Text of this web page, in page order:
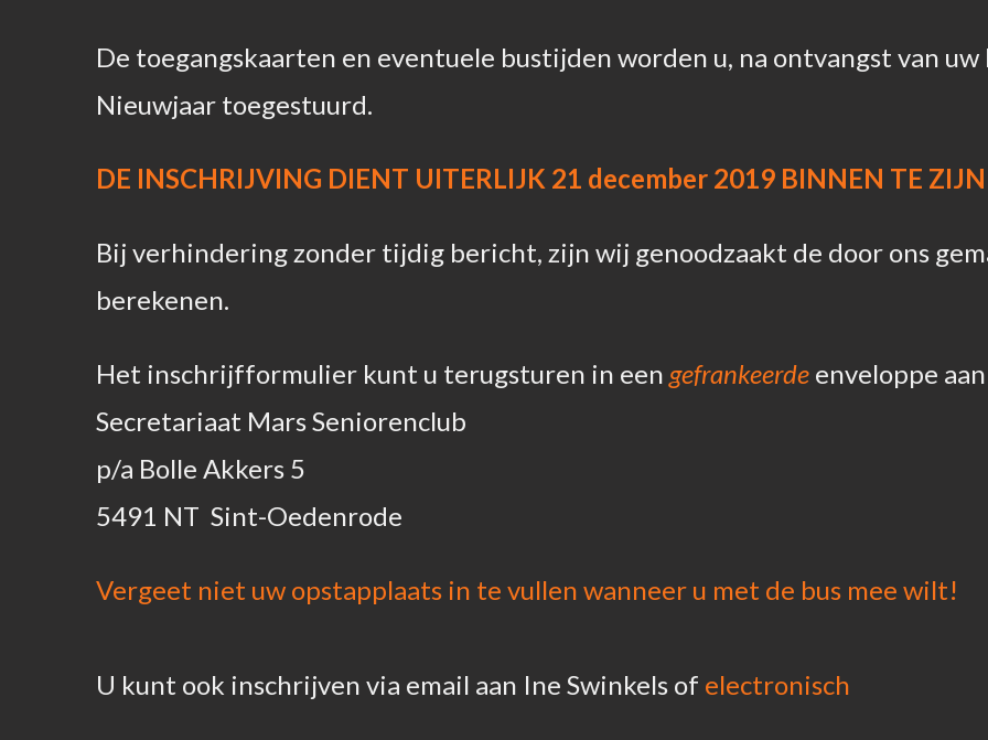
De toegangskaarten en eventuele bustijden worden u, na ontvangst van
Nieuwjaar toegestuurd.
DE INSCHRIJVING DIENT UITERLIJK 21 december 2019 BINNEN TE ZIJN
Bij verhindering zonder tijdig bericht, zijn wij genoodzaakt de door ons
berekenen.
Het inschrijfformulier kunt u terugsturen in een gefrankeerde enveloppe
Secretariaat Mars Seniorenclub
p/a Bolle Akkers 5
5491 NT Sint-Oedenrode
Vergeet niet uw opstapplaats in te vullen wanneer u met de bus mee wilt!
U kunt ook inschrijven via email aan Ine Swinkels of electronisch